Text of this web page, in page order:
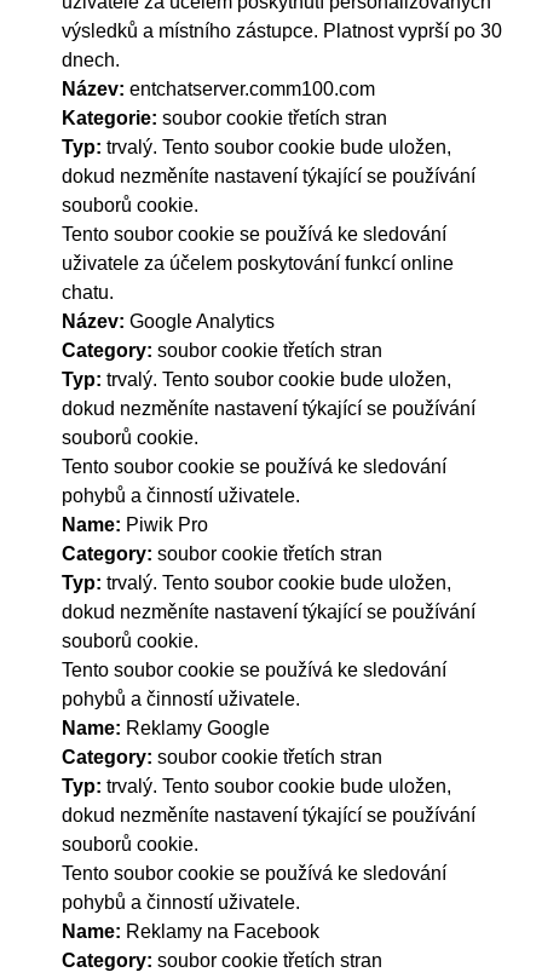
výsledků a místního zástupce. Platnost vyprší po 30
dnech.
Název: entchatserver.comm100.com
Kategorie: soubor cookie třetích stran
Typ: trvalý. Tento soubor cookie bude uložen,
dokud nezměníte nastavení týkající se používání
souborů cookie.
Tento soubor cookie se používá ke sledování
uživatele za účelem poskytování funkcí online
chatu.
Název: Google Analytics
Category: soubor cookie třetích stran
Typ: trvalý. Tento soubor cookie bude uložen,
dokud nezměníte nastavení týkající se používání
souborů cookie.
Tento soubor cookie se používá ke sledování
pohybů a činností uživatele.
Name: Piwik Pro
Category: soubor cookie třetích stran
Typ: trvalý. Tento soubor cookie bude uložen,
dokud nezměníte nastavení týkající se používání
souborů cookie.
Tento soubor cookie se používá ke sledování
pohybů a činností uživatele.
Name: Reklamy Google
Category: soubor cookie třetích stran
Typ: trvalý. Tento soubor cookie bude uložen,
dokud nezměníte nastavení týkající se používání
souborů cookie.
Tento soubor cookie se používá ke sledování
pohybů a činností uživatele.
Name: Reklamy na Facebook
Category: soubor cookie třetích stran